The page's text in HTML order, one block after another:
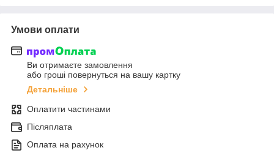
Умови оплати
Ви отримаєте замовлення
або гроші повернуться на вашу картку
Детальніше
Оплатити частинами
Післяплата
Оплата на рахунок